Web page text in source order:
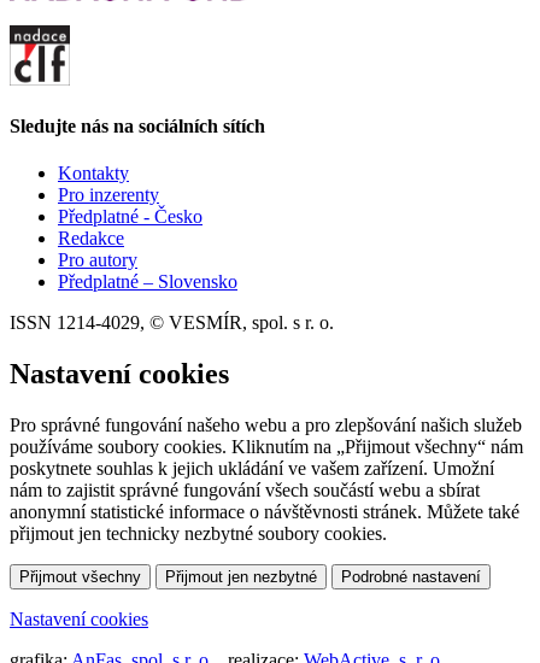
Sledujte nás na sociálních sítích
Kontakty
Pro inzerenty
Předplatné - Česko
Redakce
Pro autory
Předplatné – Slovensko
ISSN 1214-4029, © VESMÍR, spol. s r. o.
Nastavení cookies
Pro správné fungování našeho webu a pro zlepšování našich služeb
používáme soubory cookies. Kliknutím na „Přijmout všechny“ nám
poskytnete souhlas k jejich ukládání ve vašem zařízení. Umožní
nám to zajistit správné fungování všech součástí webu a sbírat
anonymní statistické informace o návštěvnosti stránek. Můžete také
přijmout jen technicky nezbytné soubory cookies.
Přijmout všechny Přijmout jen nezbytné Podrobné nastavení
Nastavení cookies